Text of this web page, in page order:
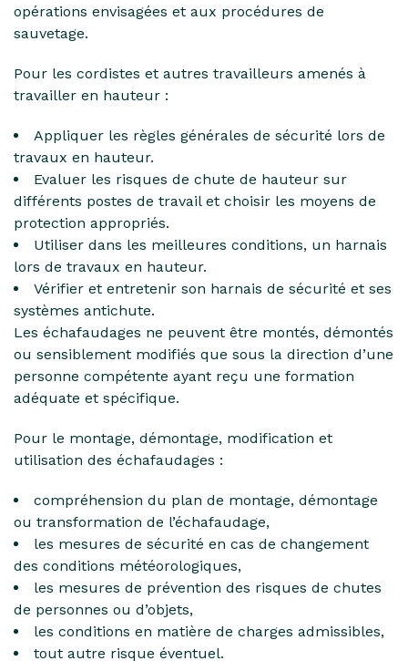
opérations envisagées et aux procédures de
sauvetage.
Pour les cordistes et autres travailleurs amenés à
travailler en hauteur :
Appliquer les règles générales de sécurité lors de
travaux en hauteur.
Evaluer les risques de chute de hauteur sur
différents postes de travail et choisir les moyens de
protection appropriés.
Utiliser dans les meilleures conditions, un harnais
lors de travaux en hauteur.
Vérifier et entretenir son harnais de sécurité et ses
systèmes antichute.
Les échafaudages ne peuvent être montés, démontés
ou sensiblement modifiés que sous la direction d’une
personne compétente ayant reçu une formation
adéquate et spécifique.
Pour le montage, démontage, modification et
utilisation des échafaudages :
compréhension du plan de montage, démontage
ou transformation de l’échafaudage,
les mesures de sécurité en cas de changement
des conditions météorologiques,
les mesures de prévention des risques de chutes
de personnes ou d’objets,
les conditions en matière de charges admissibles,
tout autre risque éventuel.